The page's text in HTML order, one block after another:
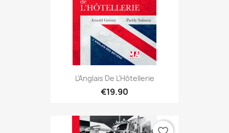
L'Anglais De L'Hôtellerie
€19.90